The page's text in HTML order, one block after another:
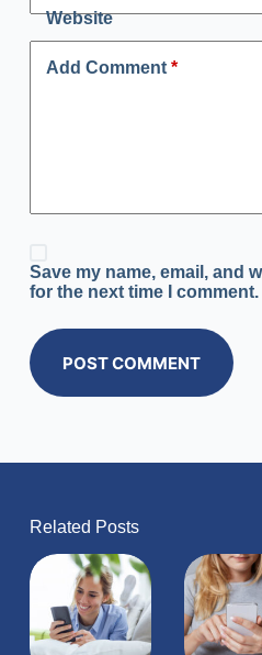
Website
Add Comment*
Save my name, email, and
for the next time I comment.
POST COMMENT
Related Posts